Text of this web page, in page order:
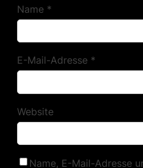
Name *
E-Mail-Adresse *
Website
Name, E-Mail-Adresse